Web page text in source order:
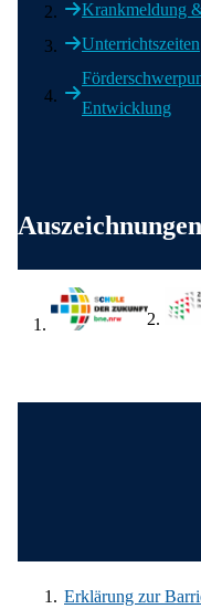
Krankmeldung
Unterrichtszeiten
Entwicklung
Erklärung zur